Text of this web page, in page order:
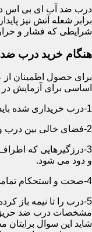
درب ضد آب ای بی اس در
برابر شعله آتش نیز
شرایطی که فشار و
هنگام خرید درب ضد
اساسی برای آزمایش
1-درب خریداری شده باید دارای گواهینامه فنی و تائیدیه اصالت کالا از سازمان آتش نشانی باشد.
2-فضای خالی بین درب و چهارچوب در حالی که درب بسته است،باید 4 میلیمتر از قسمت بالا و اطراف باشد.این فاصله در پایین درب می تواند تا 8 میلیمتر باشد.به عبارتی نور نباید از پایین درب درز نماید.
3-درزگیرهایی که
و دود می شود.
4-صحت و استحکام تمامی لولاهای درب بررسی شود.
5-درب را تا نیمه باز کرده و رها کنید،درب باید بدون گیر کردن کاملاً بسته شود.
مشخصات درب ضد
شاید این سوال برایتان